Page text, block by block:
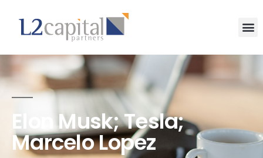
Elon Musk; Tesla;
Marcelo Lopez